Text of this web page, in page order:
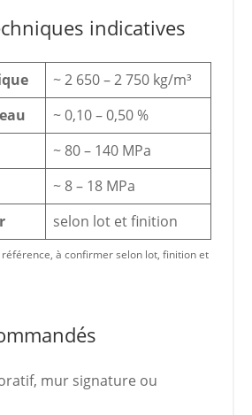
indicatives
~ 2 650 – 2 750 kg/m³
~ 0,10 – 0,50 %
~ 80 – 140 MPa
~ 8 – 18 MPa
selon lot et finition
référence, à confirmer selon lot, finition et
mur signature ou